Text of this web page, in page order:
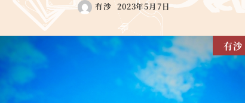
有沙 2023年5月7日
有沙